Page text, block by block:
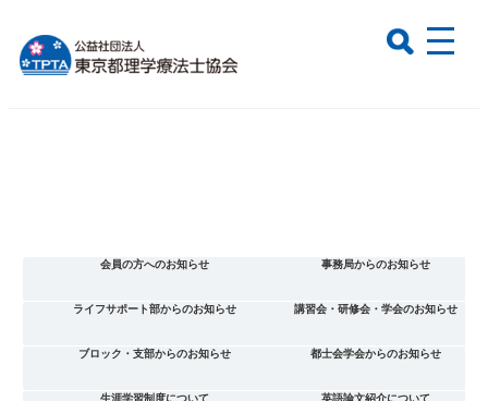
会員の方へのお知らせ 事務局からのお知らせ
ライフサポート部からのお知らせ 講習会・研修会・学会のお知らせ
ブロック・支部からのお知らせ 都士会学会からのお知らせ